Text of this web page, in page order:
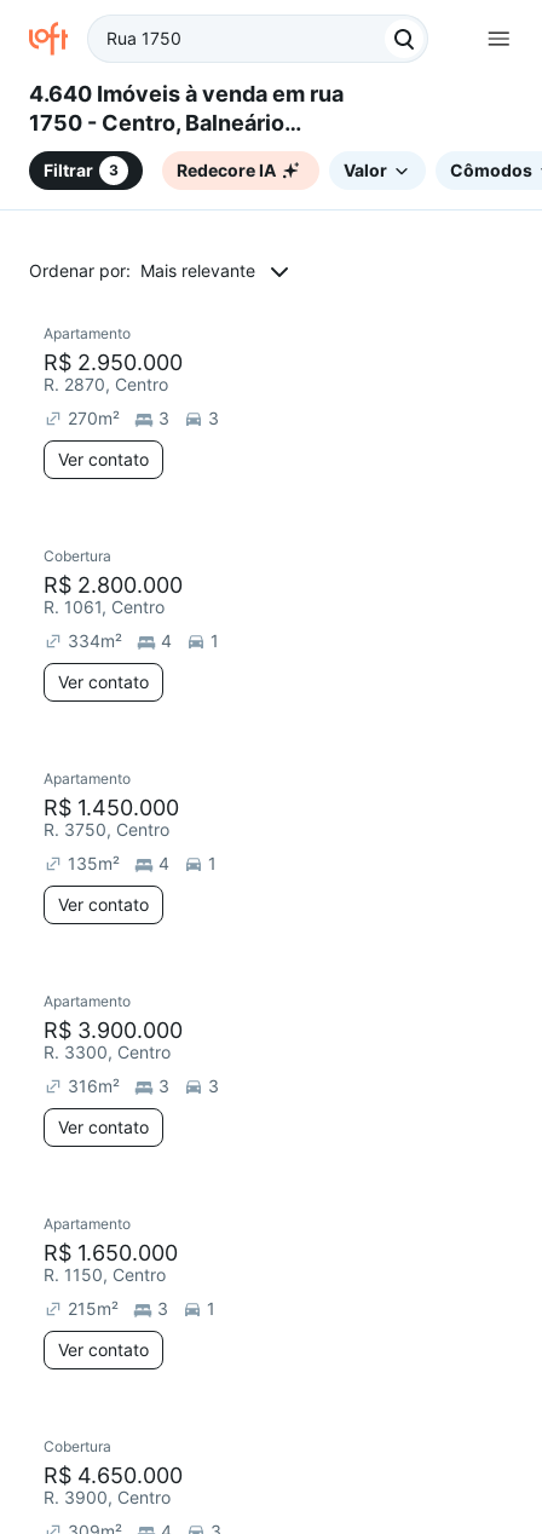
4.640 Imóveis à venda em rua
1750 - Centro, Balneário
Camboriú, SC
Filtrar 3 Redecore IA Valor Cômodos
Ordenar por: Mais relevante
Redecorar
Apartamento
R$ 2.950.000
R. 2870, Centro
270m² 3
3
Ver contato
Redecorar
Cobertura
R$ 2.800.000
R. 1061, Centro
334m² 4
1
Ver contato
Redecorar
Apartamento
R$ 1.450.000
R. 3750, Centro
135m² 4
1
Ver contato
Redecorar
Apartamento
R$ 3.900.000
R. 3300, Centro
316m² 3
3
Ver contato
Redecorar
Apartamento
R$ 1.650.000
R. 1150, Centro
215m² 3
1
Ver contato
Redecorar
Cobertura
R$ 4.650.000
R. 3900, Centro